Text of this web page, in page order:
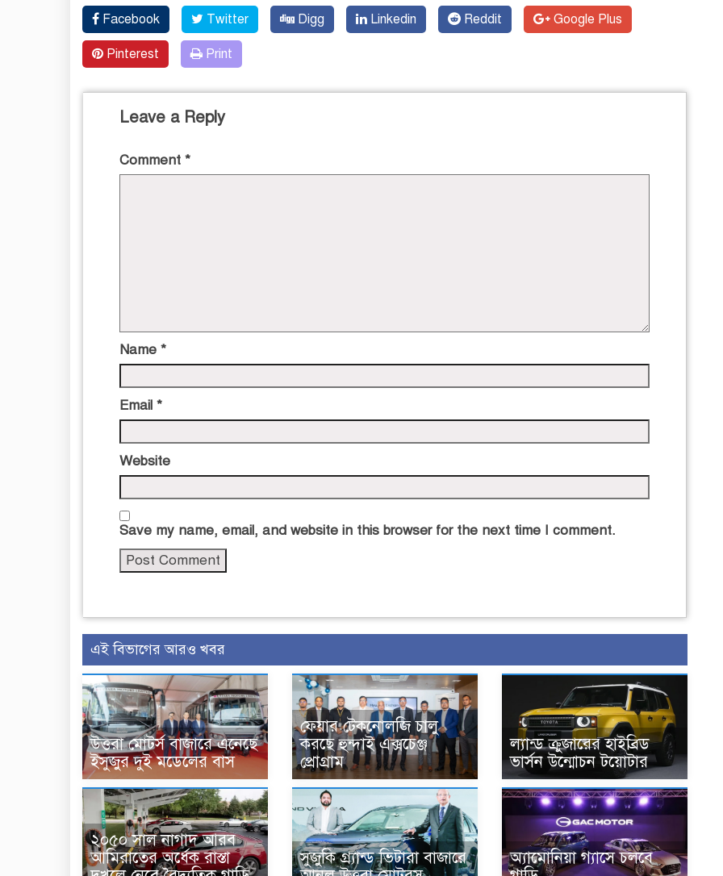
Facebook Twitter Digg Linkedin Reddit Google Plus
Pinterest Print
Leave a Reply
Comment *
Name *
Email *
Website
Save my name, email, and website in this browser for the next time I comment.
এই বিভাগের আরও খবর
উত্তরা মোটর্স বাজারে এনেছে
ইসুজুর দুই মডেলের বাস
ফেয়ার টেকনোলজি চালু
করছে হুন্দাই এক্সচেঞ্জ
প্রোগ্রাম
ল্যান্ড ক্রুজারের হাইব্রিড
ভার্সন উন্মোচন টয়োটার
২০৫০ সাল নাগাদ আরব
আমিরাতের অর্ধেক রাস্তা
সুজুকি গ্র্যান্ড ভিটারা বাজারে
অ্যামোনিয়া গ্যাসে চলবে